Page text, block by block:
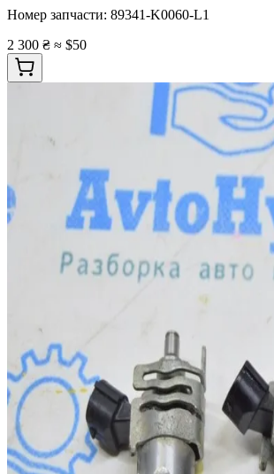
Номер запчасти: 89341-K0060-L1
2 300 ₴ ≈ $50